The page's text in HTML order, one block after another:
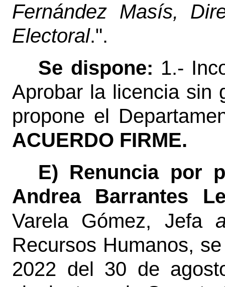
Fernández Masís,
Electoral.".
Se dispone: 1.-
Aprobar la licencia sin
propone el
ACUERDO FIRME.
E) Renuncia por
Andrea Barrantes
Varela Gómez, Jefa
Recursos Humanos,
2022 del 30 de